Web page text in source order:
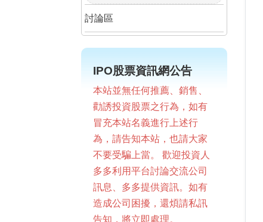
討論區
IPO股票資訊網公告
本站並無任何推薦、銷售、
勸誘投資股票之行為，如有
冒充本站名義進行上述行
為，請告知本站，也請大家
不要受騙上當。 歡迎投資人
多多利用平台討論交流公司
訊息、多多提供資訊。如有
造成公司困擾，還煩請私訊
告知，將立即處理。